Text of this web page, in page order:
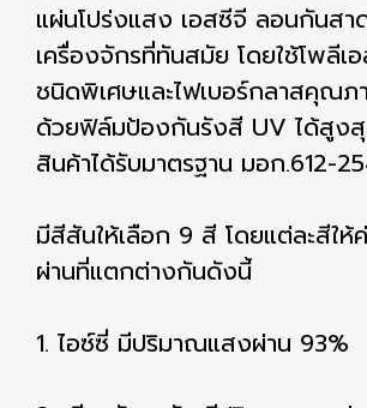
แผ่นโปร่งแสง เอสซีจี ลอนกันส
เครื่องจักรที่ทันสมัย โดยใช้โพลีเอ
ชนิดพิเศษและไฟเบอร์กลาสคุณ
ด้วยฟิล์มป้องกันรังสี UV ได้สูง
สินค้าได้รับมาตรฐาน มอก.612-
มีสีสันให้เลือก 9 สี โดยแต่ละสีใ
ผ่านที่แตกต่างกันดังนี้
1. ไอซ์ซี่ มีปริมาณแสงผ่าน 93%